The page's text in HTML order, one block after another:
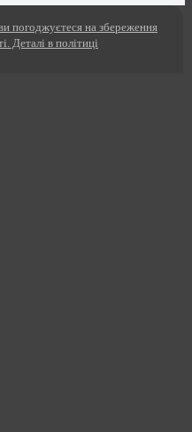
погоджуєтеся на збереження
Деталі в політиці